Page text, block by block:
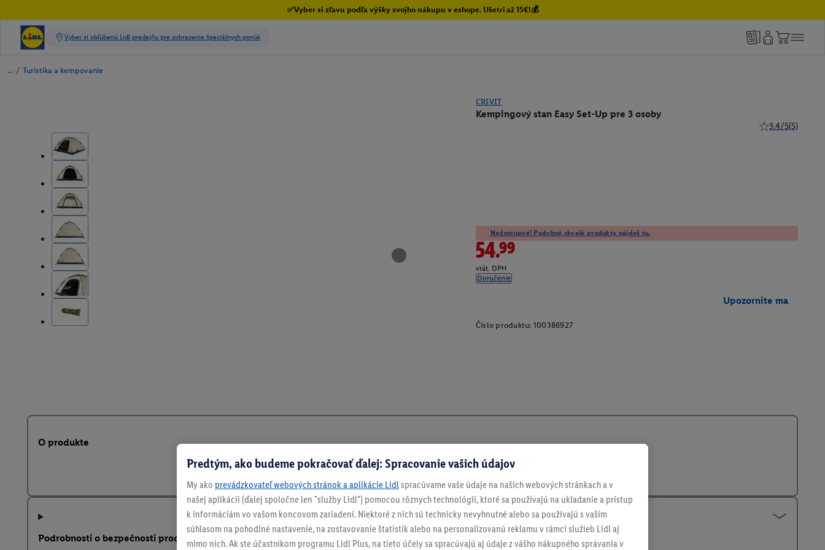
✅Vyber si zľavu podľa výšky svojho nákupu v eshope. Ušetri až 15€!💰
/ Turistika a kempovanie
CRIVIT
Kempingový stan Easy Set-Up pre 3 osoby
3.4/5(5)
Nedostupné! Podobné skvelé produkty nájdeš tu.
54.99
vrát. DPH
Doručenie
Upozornite ma
Číslo produktu: 100386927
O produkte
Podrobnosti o bezpečnosti produktu
Predtým, ako budeme pokračovať ďalej: Spracovanie vašich údajov
My ako prevádzkovateľ webových stránok a aplikácie Lidl spracúvame vaše údaje na našich webových stránkach a v
našej aplikácii (ďalej spoločne len "služby Lidl") pomocou rôznych technológií, ktoré sa používajú na ukladanie a prístup
k informáciám vo vašom koncovom zariadení. Niektoré z nich sú technicky nevyhnutné alebo sa používajú s vaším
súhlasom na pohodlné nastavenie, na zostavovanie štatistík alebo na personalizovanú reklamu v rámci služieb Lidl aj
mimo nich. Ak ste účastníkom programu Lidl Plus, na tieto účely sa spracúvajú aj údaje z vášho nákupného správania v